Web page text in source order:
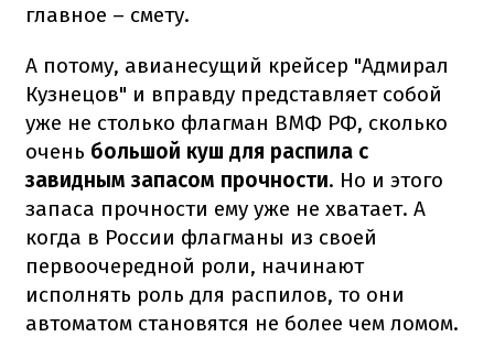
главное – смету.
А потому, авианесущий крейсер "Адмирал
Кузнецов" и вправду представляет собой
уже не столько флагман ВМФ РФ, сколько
очень большой куш для распила с
завидным запасом прочности. Но и этого
запаса прочности ему уже не хватает. А
когда в России флагманы из своей
первоочередной роли, начинают
исполнять роль для распилов, то они
автоматом становятся не более чем ломом.